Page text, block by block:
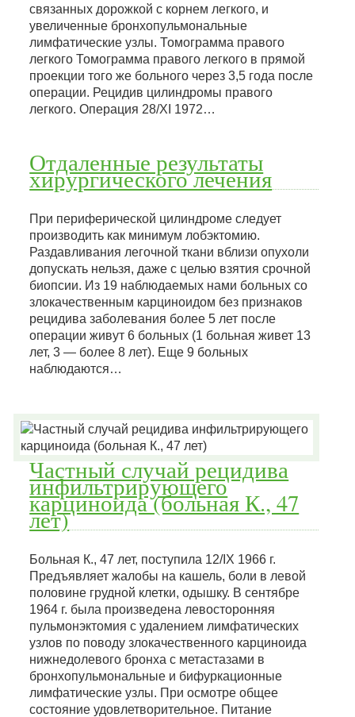
связанных дорожкой с корнем легкого, и
увеличенные бронхопульмональные
лимфатические узлы. Томограмма правого
легкого Томограмма правого легкого в прямой
проекции того же больного через 3,5 года после
операции. Рецидив цилиндромы правого
легкого. Операция 28/XI 1972…
Отдаленные результаты
хирургического лечения
При периферической цилиндроме следует
производить как минимум лобэктомию.
Раздавливания легочной ткани вблизи опухоли
допускать нельзя, даже с целью взятия срочной
биопсии. Из 19 наблюдаемых нами больных со
злокачественным карциноидом без признаков
рецидива заболевания более 5 лет после
операции живут 6 больных (1 больная живет 13
лет, 3 — более 8 лет). Еще 9 больных
наблюдаются…
Частный случай рецидива
инфильтрирующего
карциноида (больная К., 47
лет)
Больная К., 47 лет, поступила 12/IX 1966 г.
Предъявляет жалобы на кашель, боли в левой
половине грудной клетки, одышку. В сентябре
1964 г. была произведена левосторонняя
пульмонэктомия с удалением лимфатических
узлов по поводу злокачественного карциноида
нижнедолевого бронха с метастазами в
бронхопульмональные и бифуркационные
лимфатические узлы. При осмотре общее
состояние удовлетворительное. Питание